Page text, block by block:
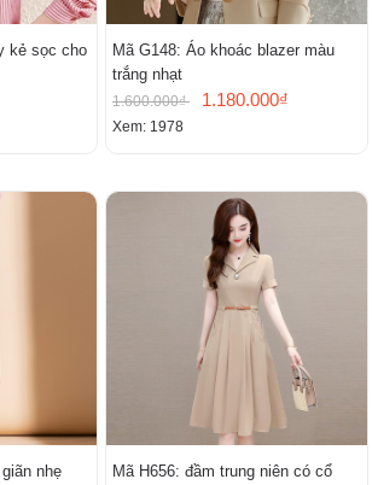
kẻ sọc cho
Mã G148: Áo khoác blazer màu
trắng nhạt
1.600.000₫ 1.180.000₫
Xem: 1978
nhẹ
Mã H656: đầm trung niên có cổ